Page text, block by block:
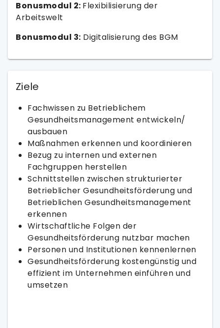
Bonusmodul 2: Flexibilisierung der
Arbeitswelt
Bonusmodul 3: Digitalisierung des BGM
Ziele
Fachwissen zu Betrieblichem
Gesundheitsmanagement entwickeln/
ausbauen
Maßnahmen erkennen und koordinieren
Bezug zu internen und externen
Fachgruppen herstellen
Schnittstellen zwischen strukturierter
Betrieblicher Gesundheitsförderung und
Betrieblichen Gesundheitsmanagement
erkennen
Wirtschaftliche Folgen der
Gesundheitsförderung nutzbar machen
Personen und Institutionen kennenlernen
Gesundheitsförderung kostengünstig und
effizient im Unternehmen einführen und
umsetzen